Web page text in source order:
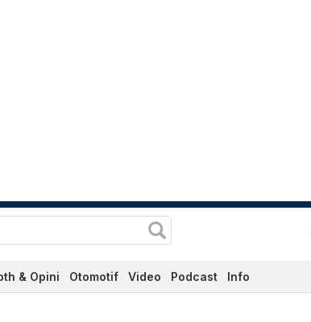
& Opini Otomotif Video Podcast Info